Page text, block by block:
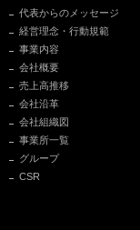
代表からのメッセージ
経営理念・行動規範
事業内容
会社概要
売上高推移
会社沿革
会社組織図
事業所一覧
グループ
CSR